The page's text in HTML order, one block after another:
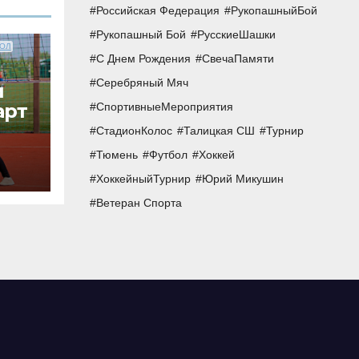
Российская Федерация
РукопашныйБой
Рукопашный Бой
РусскиеШашки
С Днем Рождения
СвечаПамяти
Серебряный Мяч
СпортивныеМероприятия
СтадионКолос
Талицкая СШ
Турнир
Тюмень
Футбол
Хоккей
ХоккейныйТурнир
Юрий Микушин
Ветеран Спорта